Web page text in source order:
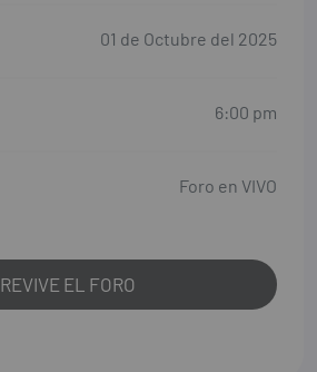
01 de Octubre del 2025
6:00 pm
Foro en VIVO
REVIVE EL FORO